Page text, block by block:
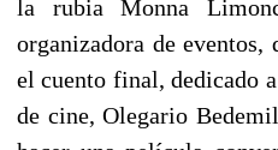
la rubia Monna
organizadora de eventos,
el cuento final, dedicado
de cine, Olegario